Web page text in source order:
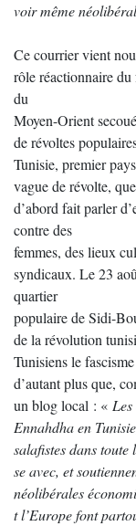
voir même
Ce courrier vient
rôle réactionnaire
du
Moyen-Orient
de révoltes
Tunisie, premier
vague de révolte,
d’abord fait parler
contre des
femmes, des lieux
syndicaux. Le 23
quartier
populaire de Sidi-
de la révolution
Tunisiens le
d’autant plus que,
un blog local : «
Ennahdha en
salafistes dans
se avec, et
néolibérales
t l’Europe font